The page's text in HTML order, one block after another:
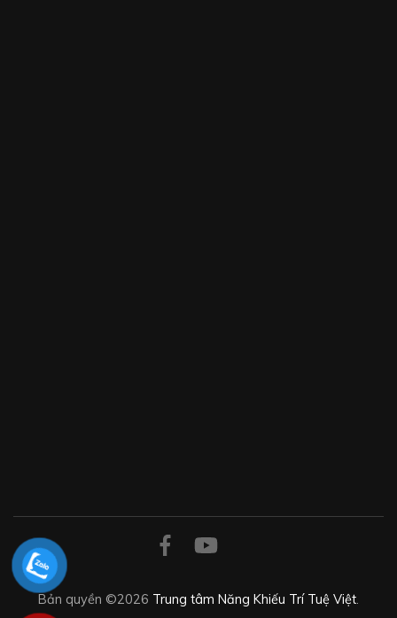
Bản quyền ©2026 Trung tâm Năng Khiếu Trí Tuệ Việt